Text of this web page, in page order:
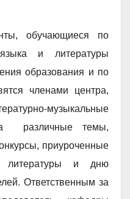
обучающиеся по
и литературы
образования и по
членами центра,
музыкальные
различные темы,
приуроченные
литературы и дню
Ответственным за